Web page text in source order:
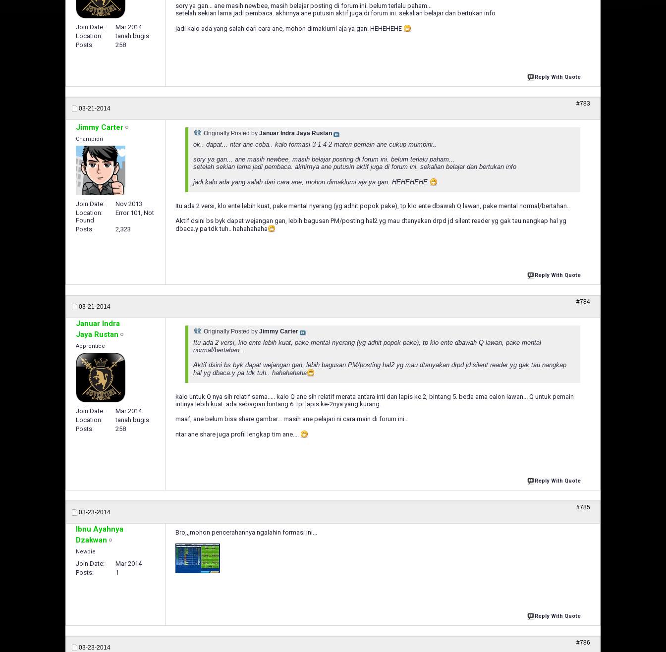
Join Date
Mar 2014
Location
tanah bugis
Posts
258
sory ya gan... ane masih newbee, masih belajar posting di forum ini. belum terlalu paham...
setelah sekian lama jadi pembaca. akhirnya ane putusin aktif juga di forum ini. sekalian belajar dan bertukan info
jadi kalo ada yang salah dari cara ane, mohon dimaklumi aja ya gan. HEHEHEHE
Reply With Quote
03-21-2014
#783
Jimmy Carter
Champion
Join Date
Nov 2013
Location
Error 101, Not
Found
Posts
2,323
Originally Posted by Januar Indra Jaya Rustan
ok.. dapat... ntar ane coba.. kalo formasi 3-1-4-2 materi pemain ane cukup mumpini..
sory ya gan... ane masih newbee, masih belajar posting di forum ini. belum terlalu paham...
setelah sekian lama jadi pembaca. akhirnya ane putusin aktif juga di forum ini. sekalian belajar dan bertukan info
jadi kalo ada yang salah dari cara ane, mohon dimaklumi aja ya gan. HEHEHEHE
Itu ada 2 versi, klo ente lebih kuat, pake mental nyerang (yg adhit popok pake), tp klo ente dbawah Q lawan, pake mental normal/bertahan..
Aktif dsini bs byk dapat wejangan gan, lebih bagusan PM/posting hal2 yg mau dtanyakan drpd jd silent reader yg gak tau nangkap hal yg
dbaca.y pa tdk tuh.. hahahahaha
Reply With Quote
03-21-2014
#784
Januar Indra
Jaya Rustan
Apprentice
Join Date
Mar 2014
Location
tanah bugis
Posts
258
Originally Posted by Jimmy Carter
Itu ada 2 versi, klo ente lebih kuat, pake mental nyerang (yg adhit popok pake), tp klo ente dbawah Q lawan, pake mental
normal/bertahan..
Aktif dsini bs byk dapat wejangan gan, lebih bagusan PM/posting hal2 yg mau dtanyakan drpd jd silent reader yg gak tau nangkap
hal yg dbaca.y pa tdk tuh.. hahahahaha
kalo untuk Q nya sih relatif sama..... kalo Q ane sih relatif merata antara inti dan lapis ke 2, bintang 5. beda ama calon lawan... Q untuk pemain
intinya lebih kuat. ada sebagian bintang 6. tpi lapis ke-2nya yang kurang.
maaf, ane belum bisa share gambar... masih ane pelajari ni cara main di forum ini..
ntar ane share juga profil lengkap tim ane....
Reply With Quote
03-23-2014
#785
Ibnu Ayahnya
Dzakwan
Newbie
Join Date
Mar 2014
Posts
1
Bro,,,mohon pencerahannya ngalahin formasi ini...
Reply With Quote
03-23-2014
#786